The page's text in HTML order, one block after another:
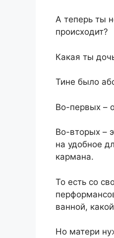
А теперь ты
происходит?
Какая ты
Тине было
Во-первых –
Во-вторых –
на удобное
кармана.
То есть со
ванной,
Но матери